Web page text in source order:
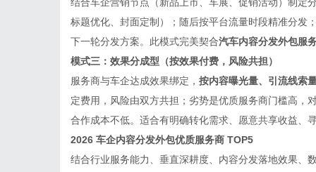
标题优化、封面定制）；随后按平台流量时段精准分发
下一轮分发方案。此模式完美契合汽车内容分发外包服
模式三：效果分成型（按效果付费，风险共担）
服务商与车企达成效果绑定， 按内容曝光量、引流线索
定费用，风险由双方共担；劣势是优质服务商门槛高，
合作成本不低。适合有明确转化需求、愿意共享收益、
2026 车企内容分发外包优质服务商 TOP5
结合行业服务能力、垂直深耕度、内容分发落地效果、